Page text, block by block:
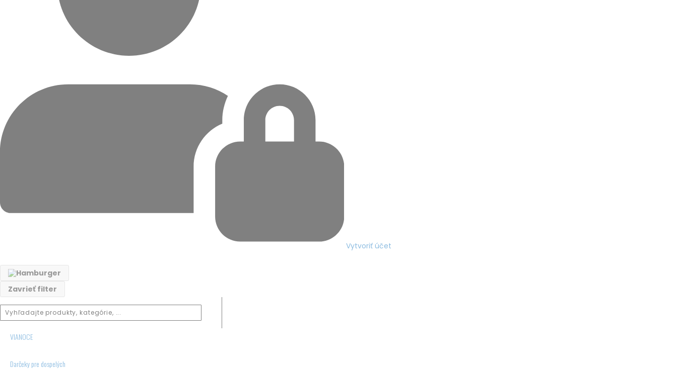
Vytvoriť účet
Zavrieť filter
VIANOCE
Darčeky pre dospelých